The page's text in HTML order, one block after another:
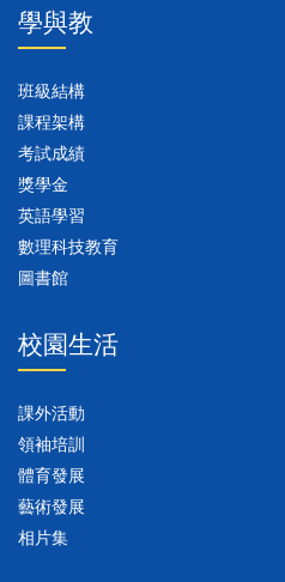
學與教
班級結構
課程架構
考試成績
獎學金
英語學習
數理科技教育
圖書館
校園生活
課外活動
領袖培訓
體育發展
藝術發展
相片集